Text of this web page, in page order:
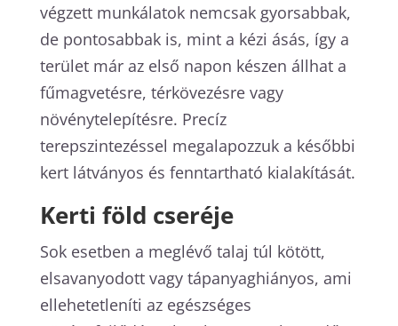
végzett munkálatok nemcsak gyorsabbak,
de pontosabbak is, mint a kézi ásás, így a
terület már az első napon készen állhat a
fűmagvetésre, térkövezésre vagy
növénytelepítésre. Precíz
terepszintezéssel megalapozzuk a későbbi
kert látványos és fenntartható kialakítását.
Kerti föld cseréje
Sok esetben a meglévő talaj túl kötött,
elsavanyodott vagy tápanyaghiányos, ami
ellehetetleníti az egészséges